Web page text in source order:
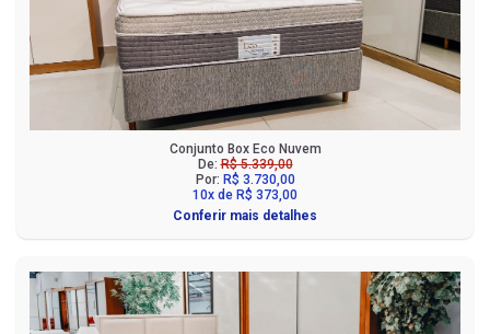
Conjunto Box Eco Nuvem
De:R$ 5.339,00
Por: R$ 3.730,00
10x de R$ 373,00
Conferir mais detalhes